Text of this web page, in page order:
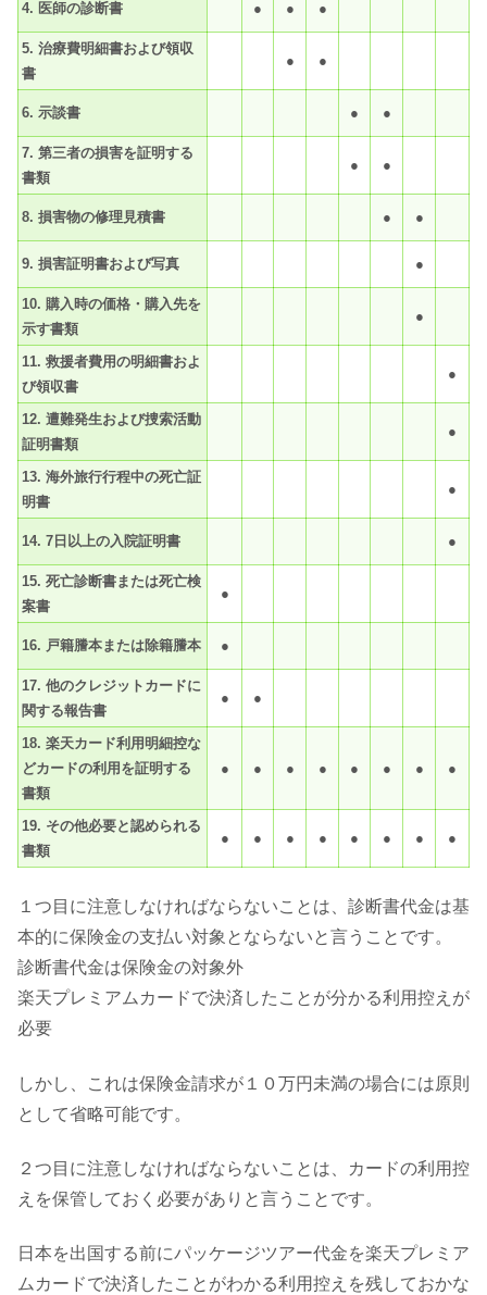
4. 医師の診断書 ● ● ●
5. 治療費明細書および領収
書
● ●
6. 示談書 ● ●
7. 第三者の損害を証明する
書類
● ●
8. 損害物の修理見積書 ● ●
9. 損害証明書および写真 ●
10. 購入時の価格・購入先を
示す書類
●
11. 救援者費用の明細書およ
び領収書
●
12. 遭難発生および捜索活動
証明書類
●
13. 海外旅行行程中の死亡証
明書
●
14. 7日以上の入院証明書 ●
15. 死亡診断書または死亡検
案書
●
16. 戸籍謄本または除籍謄本 ●
17. 他のクレジットカードに
関する報告書
● ●
18. 楽天カード利用明細控な
どカードの利用を証明する
書類
● ● ● ● ● ● ● ●
19. その他必要と認められる
書類
● ● ● ● ● ● ● ●
１つ目に注意しなければならないことは、診断書代金は基
本的に保険金の支払い対象とならないと言うことです。
診断書代金は保険金の対象外
楽天プレミアムカードで決済したことが分かる利用控えが
必要
しかし、これは保険金請求が１０万円未満の場合には原則
として省略可能です。
２つ目に注意しなければならないことは、カードの利用控
えを保管しておく必要がありと言うことです。
日本を出国する前にパッケージツアー代金を楽天プレミア
ムカードで決済したことがわかる利用控えを残しておかな